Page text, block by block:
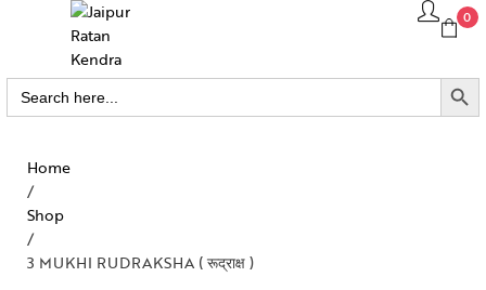
0
Search
for:
SEARCH BUTTON
Home
/
Shop
/
3 MUKHI RUDRAKSHA ( रूद्राक्ष )